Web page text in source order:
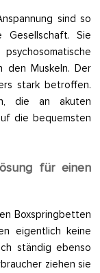
sind so
Sie
den Muskeln. Der
stark betroffen.
die an akuten
die bequemsten
für einen
Boxspringbetten
eigentlich keine
ständig ebenso
ziehen sie